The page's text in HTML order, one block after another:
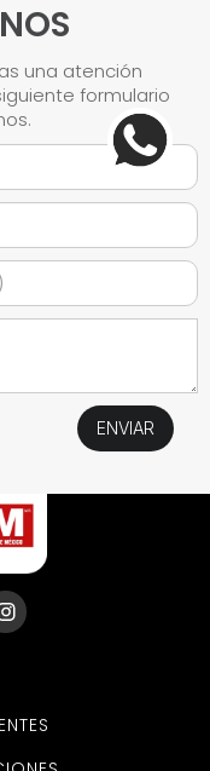
una atención
formulario